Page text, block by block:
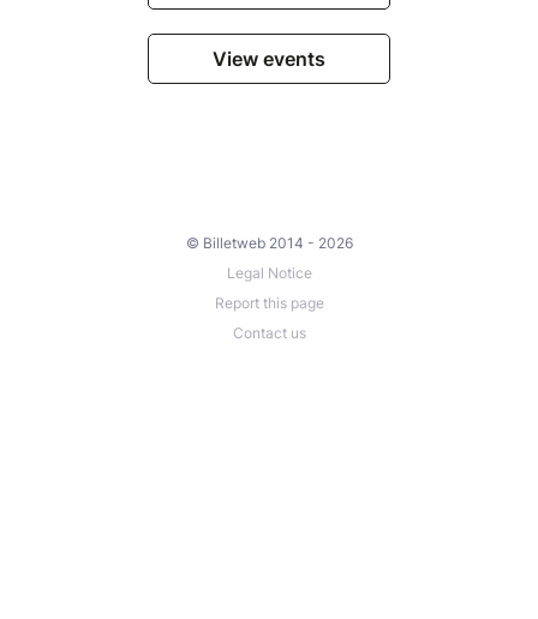
View events
© Billetweb 2014 - 2026
Legal Notice
Report this page
Contact us